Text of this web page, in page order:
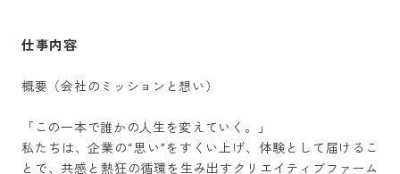
仕事内容
概要（会社のミッションと想い）
「この一本で誰かの人生を変えていく。」
私たちは、企業の“思い”をすくい上げ、体験として届けるこ
とで、共感と熱狂の循環を生み出すクリエイティブファーム